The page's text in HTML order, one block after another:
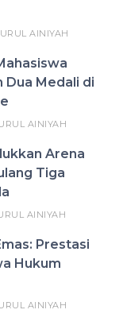
AINIYAH
Dua Medali di
AINIYAH
Arena
Tiga
AINIYAH
Prestasi
Hukum
AINIYAH